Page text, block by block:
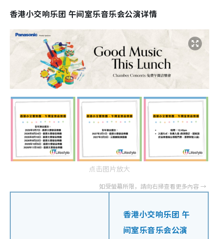
香港小交响乐团 午间室乐音乐会公演详情
点击图片放大
香港小交响乐团 午
间室乐音乐会公演